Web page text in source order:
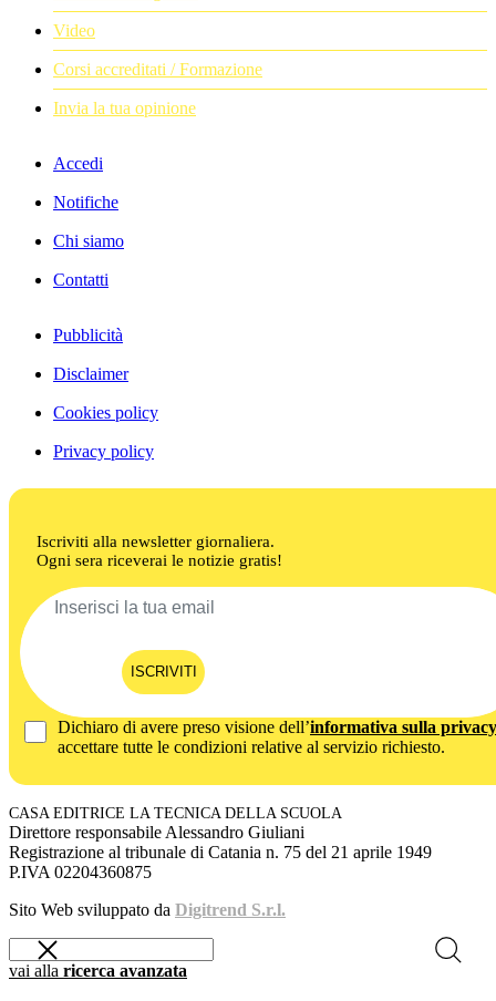
Video
Corsi accreditati / Formazione
Invia la tua opinione
Accedi
Notifiche
Chi siamo
Contatti
Pubblicità
Disclaimer
Cookies policy
Privacy policy
Iscriviti alla newsletter giornaliera.
Ogni sera riceverai le notizie gratis!
ISCRIVITI
Dichiaro di avere preso visione dell’informativa sulla privacy
accettare tutte le condizioni relative al servizio richiesto.
CASA EDITRICE LA TECNICA DELLA SCUOLA
Direttore responsabile Alessandro Giuliani
Registrazione al tribunale di Catania n. 75 del 21 aprile 1949
P.IVA 02204360875
Sito Web sviluppato da Digitrend S.r.l.
vai alla ricerca avanzata